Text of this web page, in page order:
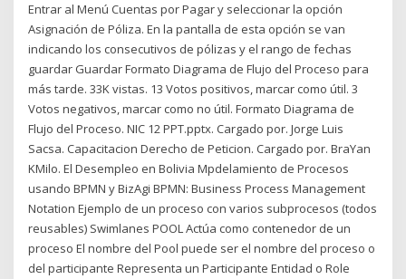
Entrar al Menú Cuentas por Pagar y seleccionar la opción
Asignación de Póliza. En la pantalla de esta opción se van
indicando los consecutivos de pólizas y el rango de fechas
guardar Guardar Formato Diagrama de Flujo del Proceso para
más tarde. 33K vistas. 13 Votos positivos, marcar como útil. 3
Votos negativos, marcar como no útil. Formato Diagrama de
Flujo del Proceso. NIC 12 PPT.pptx. Cargado por. Jorge Luis
Sacsa. Capacitacion Derecho de Peticion. Cargado por. BraYan
KMilo. El Desempleo en Bolivia Mpdelamiento de Procesos
usando BPMN y BizAgi BPMN: Business Process Management
Notation Ejemplo de un proceso con varios subprocesos (todos
reusables) Swimlanes POOL Actúa como contenedor de un
proceso El nombre del Pool puede ser el nombre del proceso o
del participante Representa un Participante Entidad o Role